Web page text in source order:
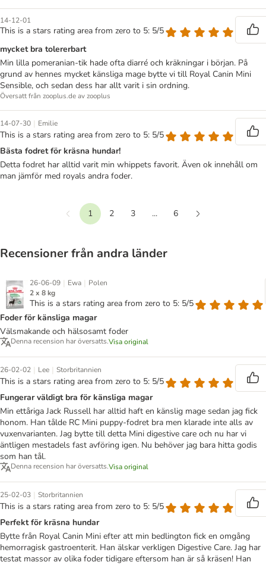
14-12-01
This is a stars rating area from zero to 5: 5/5
mycket bra tolererbart
Min lilla pomeranian-tik hade ofta diarré och kräkningar i början. På
grund av hennes mycket känsliga mage bytte vi till Royal Canin Mini
Sensible, och sedan dess har allt varit i sin ordning.
Översatt från zooplus.de av zooplus
14-07-30 | Emilie
This is a stars rating area from zero to 5: 5/5
Bästa fodret för kräsna hundar!
Detta fodret har alltid varit min whippets favorit. Även ok innehåll om
man jämför med royals andra foder.
Föregående
1 2 3 ...
6
Recensioner från andra länder
26-06-09 | Ewa | Polen
2 x 8 kg
This is a stars rating area from zero to 5: 5/5
Foder för känsliga magar
Välsmakande och hälsosamt foder
Denna recension har översatts.Visa original
26-02-02 | Lee | Storbritannien
This is a stars rating area from zero to 5: 5/5
Fungerar väldigt bra för känsliga magar
Min ettåriga Jack Russell har alltid haft en känslig mage sedan jag fick
honom. Han tålde RC Mini puppy-fodret bra men klarade inte alls av
vuxenvarianten. Jag bytte till detta Mini digestive care och nu har vi
äntligen mestadels fast avföring igen. Nu behöver jag bara hitta godis
som han tål.
Denna recension har översatts.Visa original
25-02-03 | Storbritannien
This is a stars rating area from zero to 5: 5/5
Perfekt för kräsna hundar
Bytte från Royal Canin Mini efter att min bedlington fick en omgång
hemorragisk gastroenterit. Han älskar verkligen Digestive Care. Jag har
testat massor av olika foder tidigare eftersom han är så kräsen! Han